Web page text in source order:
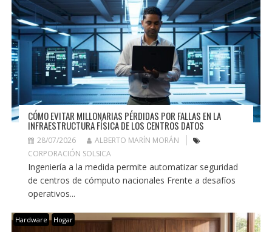
CÓMO EVITAR MILLONARIAS PÉRDIDAS POR FALLAS EN LA
INFRAESTRUCTURA FÍSICA DE LOS CENTROS DATOS
28/07/2026
ALBERTO MARÍN MORÁN
CORPORACIÓN SOLSICA
Ingeniería a la medida permite automatizar seguridad
de centros de cómputo nacionales Frente a desafíos
operativos...
Hardware Hogar